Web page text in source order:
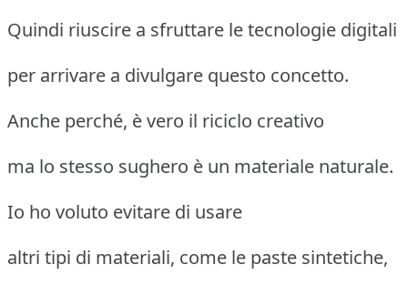
Quindi riuscire a sfruttare le tecnologie digitali
per arrivare a divulgare questo concetto.
Anche perché, è vero il riciclo creativo
ma lo stesso sughero è un materiale naturale.
Io ho voluto evitare di usare
altri tipi di materiali, come le paste sintetiche,